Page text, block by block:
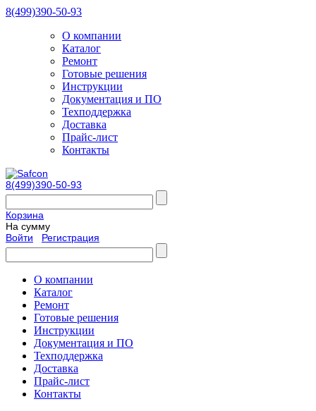
8(499)390-50-93
О компании
Каталог
Ремонт
Готовые решения
Инструкции
Документация и ПО
Техподдержка
Доставка
Прайс-лист
Контакты
8(499)390-50-93
Корзина
На сумму
Войти
Регистрация
О компании
Каталог
Ремонт
Готовые решения
Инструкции
Документация и ПО
Техподдержка
Доставка
Прайс-лист
Контакты